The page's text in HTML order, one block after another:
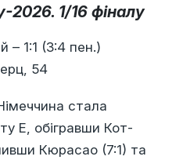
2026. 1/16 фіналу
– 1:1 (3:4 пен.)
54
стала
E, обігравши Кот-
Кюрасао (7:1) та